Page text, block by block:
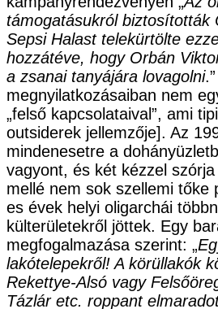
támogatásukról biztosították
Sepsi Halast telekürtölte
hozzátéve, hogy Orbán
a zsanai tanyájára lovagolni
megnyilatkozásaiban nem
„felső kapcsolataival”, ami
outsiderek jellemzője]. Az
mindenesetre a
vagyont, és két kézzel
mellé nem sok szellemi tőke
es évek helyi oligarchái
külterületekről jöttek. Egy
megfogalmazása szerint: „
lakótelepekről! A körüllakók
Rekettye-Alsó vagy
Tázlár etc. roppant